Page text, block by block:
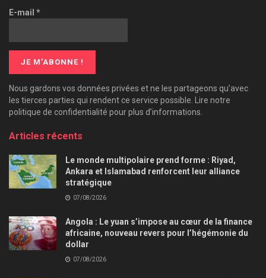
E-mail *
Nous gardons vos données privées et ne les partageons qu’avec
les tierces parties qui rendent ce service possible. Lire notre
politique de confidentialité pour plus d’informations.
Articles récents
Le monde multipolaire prend forme : Riyad,
Ankara et Islamabad renforcent leur alliance
stratégique
07/08/2026
Angola : Le yuan s’impose au cœur de la finance
africaine, nouveau revers pour l’hégémonie du
dollar
07/08/2026